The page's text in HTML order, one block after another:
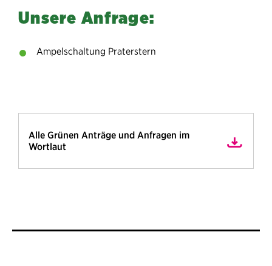
Unsere Anfrage:
Ampelschaltung Praterstern
Alle Grünen Anträge und Anfragen im
Wortlaut